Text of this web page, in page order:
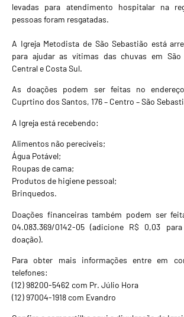
levadas para atendimento hospitalar na
pessoas foram resgatadas.
A Igreja Metodista de São Sebastião está
para ajudar as vítimas das chuvas em São
Central e Costa Sul.
As doações podem ser feitas no
Cuprtino dos Santos, 176 – Centro – São
A Igreja está recebendo:
Alimentos não perecíveis;
Água Potável;
Roupas de cama;
Produtos de higiene pessoal;
Brinquedos.
Doações financeiras também podem ser
04.083.369/0142-05 (adicione R$ 0,03
doação).
Para obter mais informações entre em
telefones:
(12) 98200-5462 com Pr. Júlio Hora
(12) 97004-1918 com Evandro